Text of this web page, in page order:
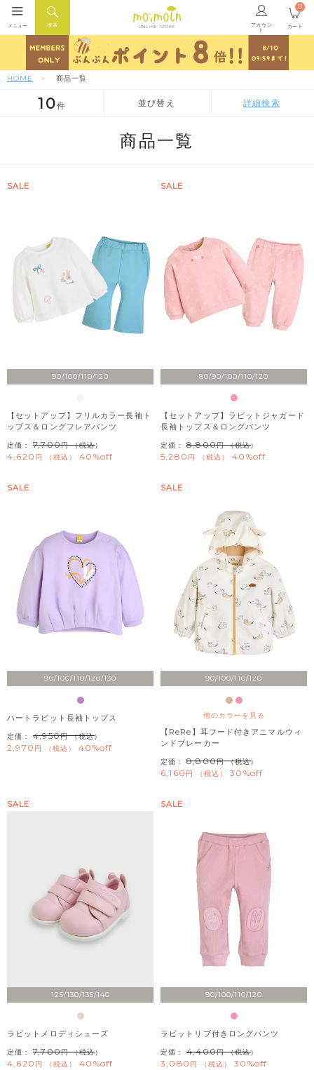
ONLINE STORE アカウン
ト
検索
メニュー カート
0
HOME 商品一覧
並び替え
新着順
価格が安い順
10件 詳細検索
商品一覧
90/100/110/120
SALE
【セットアップ】フリルカラー長袖ト
ップス＆ロングフレアパンツ
定価： 7,700 （税込）
4,620 税込 40%off
80/90/100/110/120
SALE
【セットアップ】ラビットジャガード
長袖トップス＆ロングパンツ
定価： 8,800 （税込）
5,280 税込 40%off
90/100/110/120/130
SALE
ハートラビット長袖トップス
定価： 4,950 （税込）
2,970 税込 40%off
90/100/110/120
他のカラーを見る
SALE
【ReRe】耳フード付きアニマルウィ
ンドブレーカー
定価： 8,800 （税込）
6,160 税込 30%off
125/130/135/140
SALE
ラビットメロディシューズ
定価： 7,700 （税込）
4,620 税込 40%off
90/100/110/120
SALE
ラビットリブ付きロングパンツ
定価： 4,400 （税込）
3,080 税込 30%off